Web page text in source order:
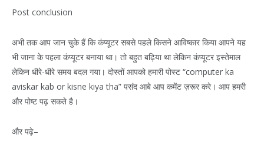
Post conclusion
अभी तक आप जान चुके हैं कि कंप्यूटर सबसे पहले किसने आविष्कार किया आपने यह
भी जाना के पहला कंप्यूटर बनाया था। तो बहुत बढ़िया था लेकिन कंप्यूटर इस्तेमाल
लेकिन धीरे-धीरे समय बदल गया। दोस्तों आपको हमारी पोस्ट “computer ka
aviskar kab or kisne kiya tha” पसंद आबे आप कमेंट ज़रूर करे। आप हमरी
और पोष्ट पढ़ सकते है।
और पढ़े–